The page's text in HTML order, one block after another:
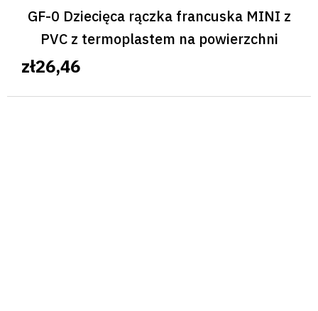
GF-0 Dziecięca rączka francuska MINI z
PVC z termoplastem na powierzchni
zł26,46